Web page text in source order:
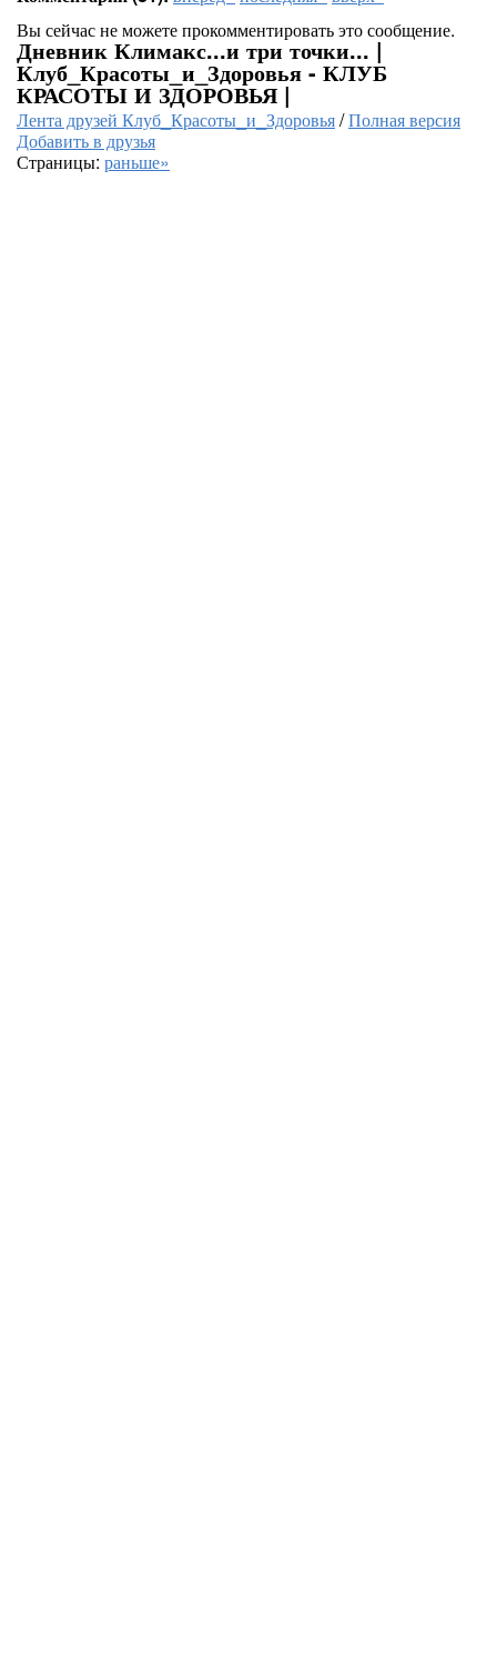
Вы сейчас не можете прокомментировать это сообщение.
Дневник Климакс...и три точки... |
Клуб_Красоты_и_Здоровья - КЛУБ
КРАСОТЫ И ЗДОРОВЬЯ |
Лента друзей Клуб_Красоты_и_Здоровья/Полная версия
Добавить в друзья
Страницы: раньше»